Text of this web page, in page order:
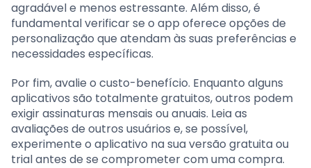
agradável e menos estressante. Além disso, é
fundamental verificar se o app oferece opções de
personalização que atendam às suas preferências e
necessidades específicas.
Por fim, avalie o custo-benefício. Enquanto alguns
aplicativos são totalmente gratuitos, outros podem
exigir assinaturas mensais ou anuais. Leia as
avaliações de outros usuários e, se possível,
experimente o aplicativo na sua versão gratuita ou
trial antes de se comprometer com uma compra.